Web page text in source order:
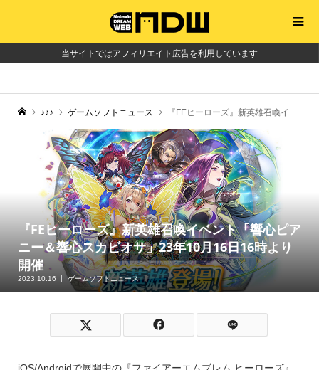
当サイトではアフィリエイト広告を利用しています
♪♪♪ ゲームソフトニュース 『FEヒーローズ』新英雄召喚イベント「響心ピアニー＆響心スカビオサ」23年10月16日16時より開催
『FEヒーローズ』新英雄召喚イベント「響心ピア
ニー＆響心スカビオサ」23年10月16日16時より
開催
2023.10.16 ゲームソフトニュース